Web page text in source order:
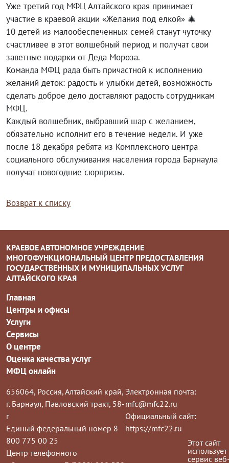
Уже третий год МФЦ Алтайского края принимает
участие в краевой акции «Желания под елкой» 🎄
10 детей из малообеспеченных семей станут чуточку
счастливее в этот волшебный период и получат свои
заветные подарки от Деда Мороза.
Команда МФЦ рада быть причастной к исполнению
желаний деток: радость и улыбки детей, возможность
сделать доброе дело доставляют радость сотрудникам
МФЦ.
Каждый волшебник, выбравший шар с желанием,
обязательно исполнит его в течение недели. И уже
после 18 декабря ребята из Комплексного центра
социального обслуживания населения города Барнаула
получат новогодние сюрпризы.
Возврат к списку
КРАЕВОЕ АВТОНОМНОЕ УЧРЕЖДЕНИЕ
МНОГОФУНКЦИОНАЛЬНЫЙ ЦЕНТР ПРЕДОСТАВЛЕНИЯ
ГОСУДАРСТВЕННЫХ И МУНИЦИПАЛЬНЫХ УСЛУГ
АЛТАЙСКОГО КРАЯ
Главная
Центры и офисы
Услуги
Сервисы
О центре
Оценка качества услуг
МФЦ онлайн
656064, Россия, Алтайский край,
г. Барнаул, Павловский тракт, 58-
г
Единый федеральный номер 8
800 775 00 25
Центр телефонного
Электронная почта:
mfc@mfc22.ru
Официальный сайт:
https://mfc22.ru
Этот сайт
использует
сервис